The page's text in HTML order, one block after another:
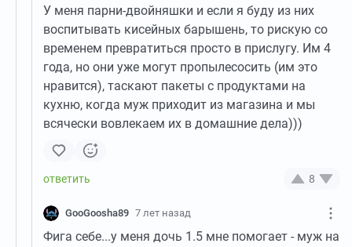
У меня парни-двойняшки и если я буду из них
воспитывать кисейных барышень, то рискую со
временем превратиться просто в прислугу. Им 4
года, но они уже могут пропылесосить (им это
нравится), таскают пакеты с продуктами на
кухню, когда муж приходит из магазина и мы
всячески вовлекаем их в домашние дела)))
8
GooGoosha89 7 лет назад
Фига себе...у меня дочь 1.5 мне помогает - муж на